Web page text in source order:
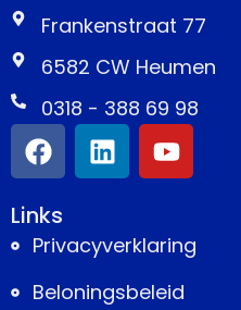
Frankenstraat 77
6582 CW Heumen
0318 - 388 69 98
Links
Privacyverklaring
Beloningsbeleid